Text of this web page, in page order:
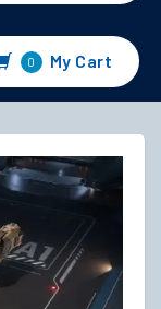
0 My Cart